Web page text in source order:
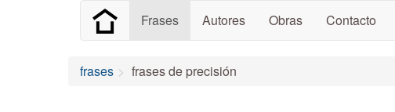
Frases Autores Obras Contacto
frases frases de precisión